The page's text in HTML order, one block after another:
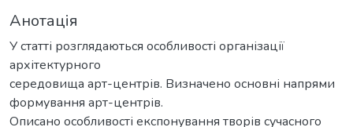
Анотація
У статті розглядаються особливості організації
архітектурного
середовища арт-центрів. Визначено основні напрями
формування арт-центрів.
Описано особливості експонування творів сучасного